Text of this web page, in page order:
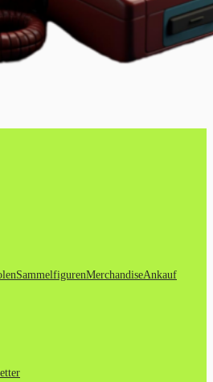
SammelfigurenMerchandiseAnkauf